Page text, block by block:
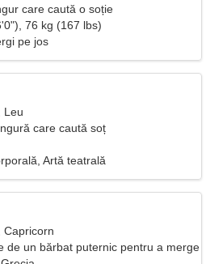
care caută o soție
76 kg (167 lbs)
pe jos
Leu
care caută soț
Artă teatrală
Capricorn
de un bărbat puternic pentru a merge